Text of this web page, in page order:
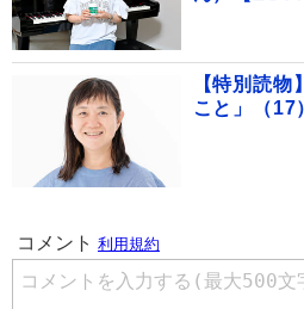
【特別読
こと」（